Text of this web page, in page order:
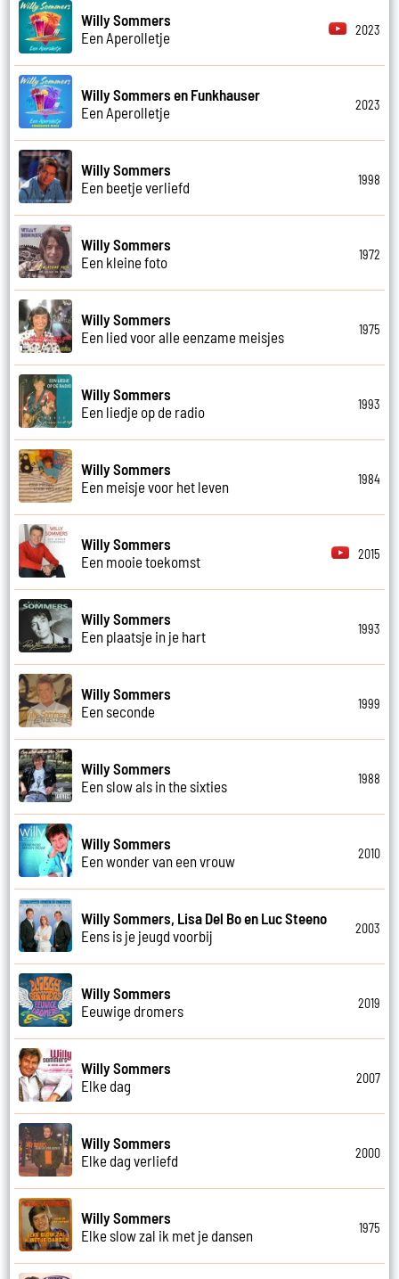
Willy Sommers
Een Aperolletje
2023
Willy Sommers en Funkhauser
Een Aperolletje
2023
Willy Sommers
Een beetje verliefd
1998
Willy Sommers
Een kleine foto
1972
Willy Sommers
Een lied voor alle eenzame meisjes
1975
Willy Sommers
Een liedje op de radio
1993
Willy Sommers
Een meisje voor het leven
1984
Willy Sommers
Een mooie toekomst
2015
Willy Sommers
Een plaatsje in je hart
1993
Willy Sommers
Een seconde
1999
Willy Sommers
Een slow als in the sixties
1988
Willy Sommers
Een wonder van een vrouw
2010
Willy Sommers, Lisa Del Bo en Luc Steeno
Eens is je jeugd voorbij
2003
Willy Sommers
Eeuwige dromers
2019
Willy Sommers
Elke dag
2007
Willy Sommers
Elke dag verliefd
2000
Willy Sommers
Elke slow zal ik met je dansen
1975